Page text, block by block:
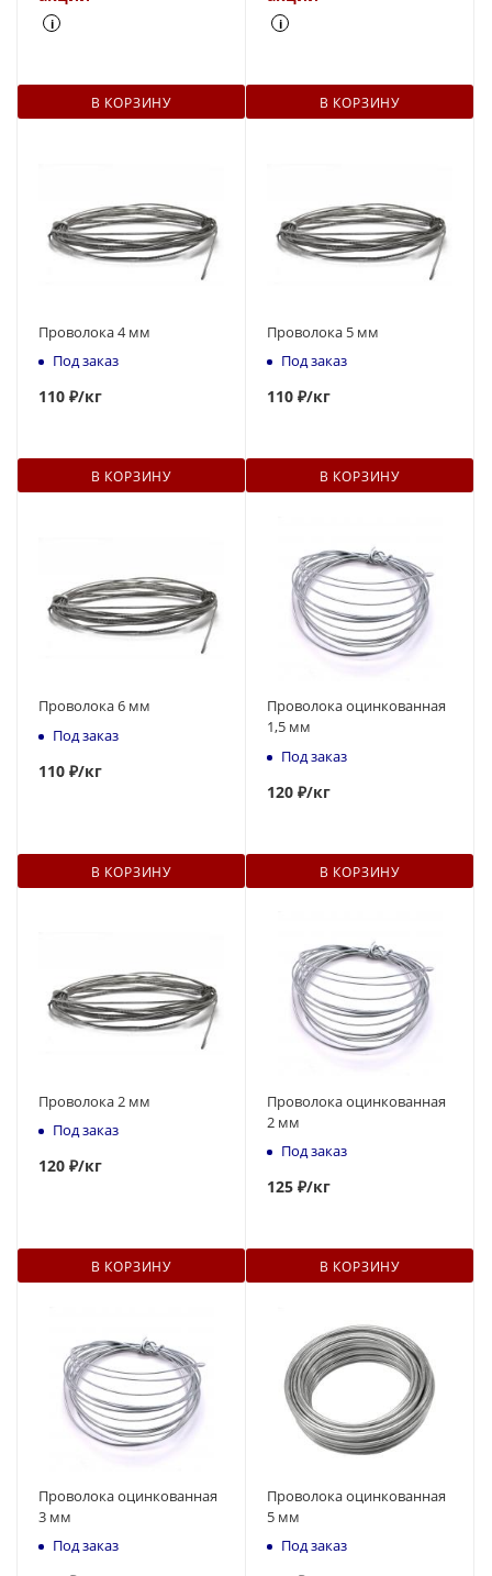
i
В КОРЗИНУ
i
В КОРЗИНУ
Проволока 4 мм
Под заказ
110 ₽/кг
В КОРЗИНУ
Проволока 5 мм
Под заказ
110 ₽/кг
В КОРЗИНУ
Проволока 6 мм
Под заказ
110 ₽/кг
В КОРЗИНУ
Проволока оцинкованная
1,5 мм
Под заказ
120 ₽/кг
В КОРЗИНУ
Проволока 2 мм
Под заказ
120 ₽/кг
В КОРЗИНУ
Проволока оцинкованная
2 мм
Под заказ
125 ₽/кг
В КОРЗИНУ
Проволока оцинкованная
3 мм
Под заказ
Проволока оцинкованная
5 мм
Под заказ